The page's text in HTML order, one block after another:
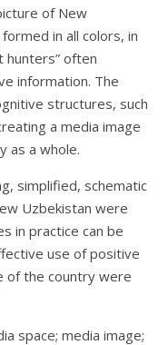
of New
in all colors, in
hunters” often
information. The
structures, such
a media image
as a whole.
simplified, schematic
Uzbekistan were
in practice can be
use of positive
of the country were
space; media image;